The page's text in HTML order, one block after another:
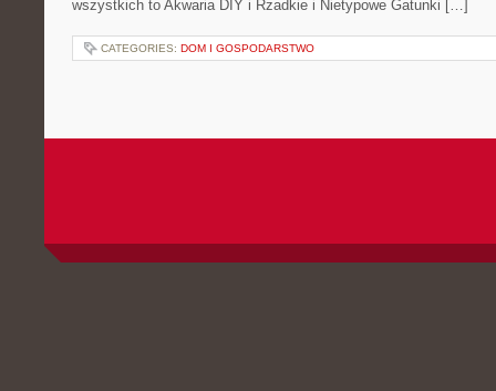
wszystkich to Akwaria DIY i Rzadkie i Nietypowe Gatunki […]
CATEGORIES: DOM I GOSPODARSTWO